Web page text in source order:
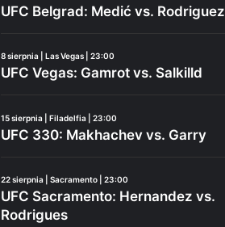
UFC Belgrad: Medić vs. Rodriguez
8 sierpnia | Las Vegas | 23:00
UFC Vegas: Gamrot vs. Salkilld
15 sierpnia | Filadelfia | 23:00
UFC 330: Makhachev vs. Garry
22 sierpnia | Sacramento | 23:00
UFC Sacramento: Hernandez vs.
Rodrigues